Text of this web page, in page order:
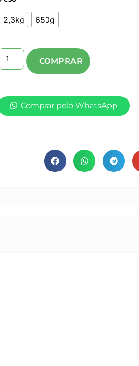
2,3kg 650g
Comprar pelo WhatsApp